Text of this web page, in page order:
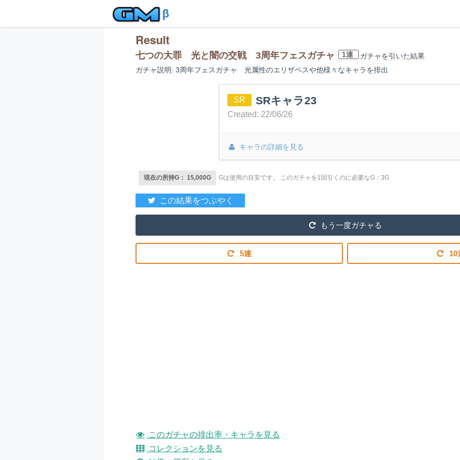
β
Result
七つの大罪 光と闇の交戦 3周年フェスガチャ 1連 ガチャを引いた結果
ガチャ説明: 3周年フェスガチャ 光属性のエリザベスや他様々なキャラを排出
SR SRキャラ23
Created: 22/06/26
キャラの詳細を見る
現在の所持G： 15,000G Gは使用の目安です。 このガチャを1回引くのに必要なG：3G
この結果をつぶやく
もう一度ガチャる
5連 10
このガチャの排出率・キャラを見る
コレクションを見る